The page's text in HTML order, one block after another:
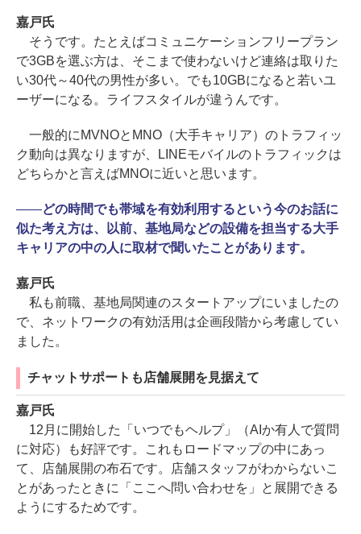
嘉戸氏
そうです。たとえばコミュニケーションフリープラン
で3GBを選ぶ方は、そこまで使わないけど連絡は取りた
い30代～40代の男性が多い。でも10GBになると若いユ
ーザーになる。ライフスタイルが違うんです。
一般的にMVNOとMNO（大手キャリア）のトラフィッ
ク動向は異なりますが、LINEモバイルのトラフィックは
どちらかと言えばMNOに近いと思います。
――どの時間でも帯域を有効利用するという今のお話に
似た考え方は、以前、基地局などの設備を担当する大手
キャリアの中の人に取材で聞いたことがあります。
嘉戸氏
私も前職、基地局関連のスタートアップにいましたの
で、ネットワークの有効活用は企画段階から考慮してい
ました。
チャットサポートも店舗展開を見据えて
嘉戸氏
12月に開始した「いつでもヘルプ」（AIか有人で質問
に対応）も好評です。これもロードマップの中にあっ
て、店舗展開の布石です。店舗スタッフがわからないこ
とがあったときに「ここへ問い合わせを」と展開できる
ようにするためです。